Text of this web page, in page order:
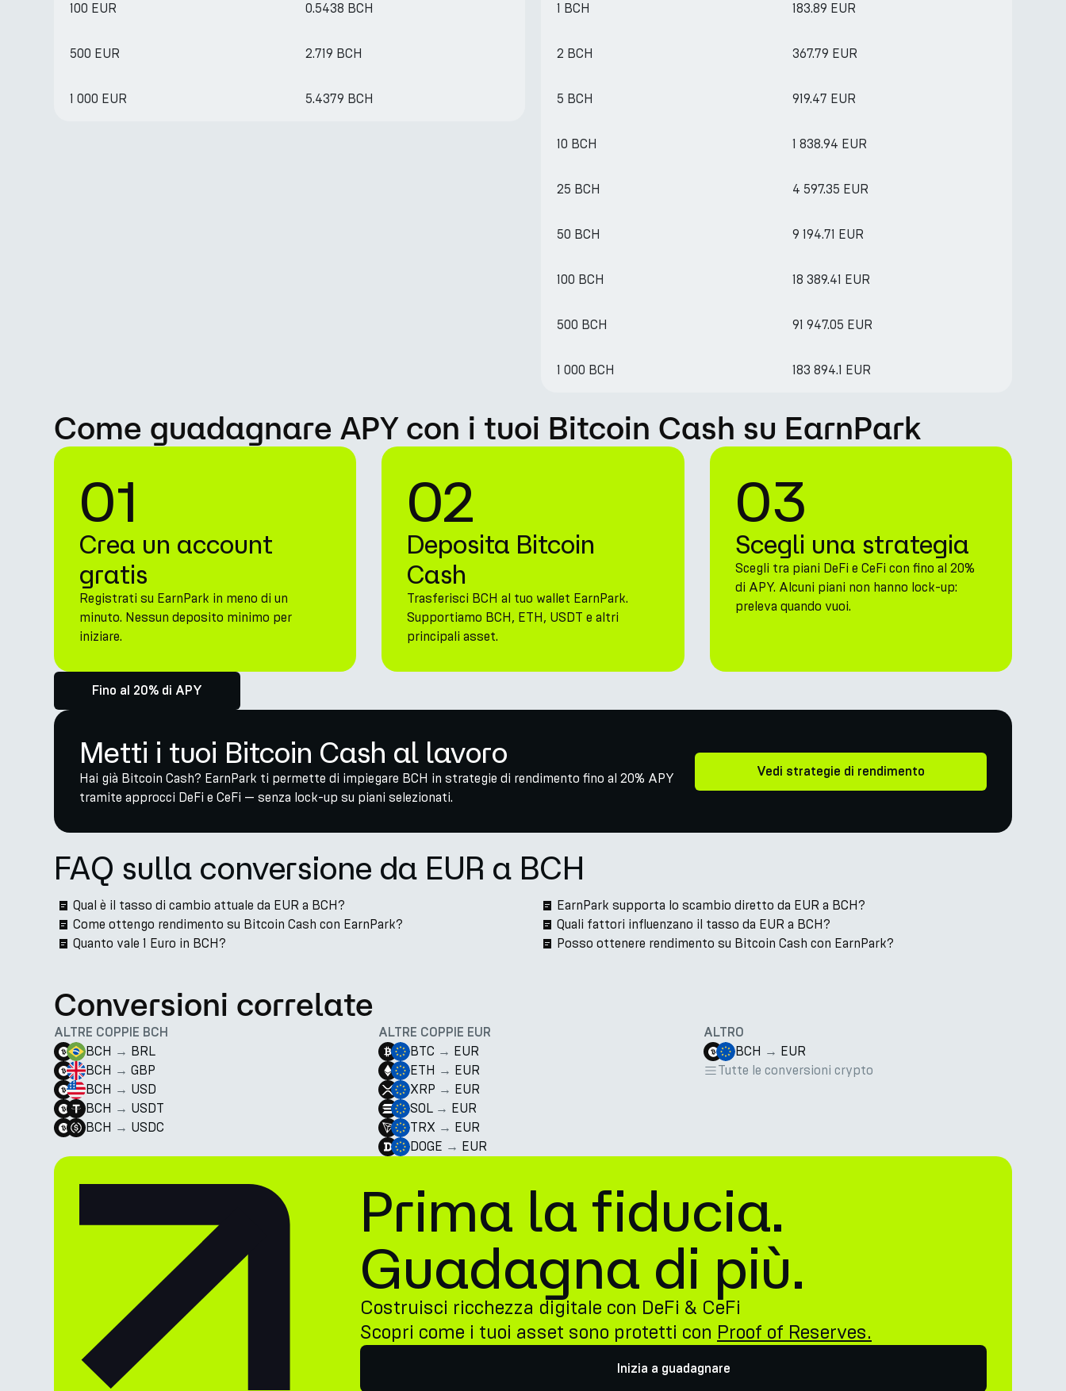
100 EUR 0.5438 BCH
500 EUR 2.719 BCH
1 000 EUR 5.4379 BCH
1 BCH 183.89 EUR
2 BCH 367.79 EUR
5 BCH 919.47 EUR
10 BCH 1 838.94 EUR
25 BCH 4 597.35 EUR
50 BCH 9 194.71 EUR
100 BCH 18 389.41 EUR
500 BCH 91 947.05 EUR
1 000 BCH 183 894.1 EUR
Come guadagnare APY con i tuoi Bitcoin Cash su EarnPark
01
Crea un account
gratis
Registrati su EarnPark in meno di un
minuto. Nessun deposito minimo per
iniziare.
02
Deposita Bitcoin
Cash
Trasferisci BCH al tuo wallet EarnPark.
Supportiamo BCH, ETH, USDT e altri
principali asset.
03
Scegli una strategia
Scegli tra piani DeFi e CeFi con fino al 20%
di APY. Alcuni piani non hanno lock-up:
preleva quando vuoi.
Fino al 20% di APY
Metti i tuoi Bitcoin Cash al lavoro
Hai già Bitcoin Cash? EarnPark ti permette di impiegare BCH in strategie di rendimento fino al 20% APY
tramite approcci DeFi e CeFi — senza lock-up su piani selezionati.
Vedi strategie di rendimento
FAQ sulla conversione da EUR a BCH
Qual è il tasso di cambio attuale da EUR a BCH?
Come ottengo rendimento su Bitcoin Cash con EarnPark?
Quanto vale 1 Euro in BCH?
EarnPark supporta lo scambio diretto da EUR a BCH?
Quali fattori influenzano il tasso da EUR a BCH?
Posso ottenere rendimento su Bitcoin Cash con EarnPark?
Conversioni correlate
ALTRE COPPIE BCH
BCH → BRL
BCH → GBP
BCH → USD
BCH → USDT
BCH → USDC
ALTRE COPPIE EUR
BTC → EUR
ETH → EUR
XRP → EUR
SOL → EUR
TRX → EUR
DOGE → EUR
ALTRO
BCH → EUR
Tutte le conversioni crypto
Prima la fiducia.
Guadagna di più.
Costruisci ricchezza digitale con DeFi & CeFi
Scopri come i tuoi asset sono protetti con Proof of Reserves.
Inizia a guadagnare